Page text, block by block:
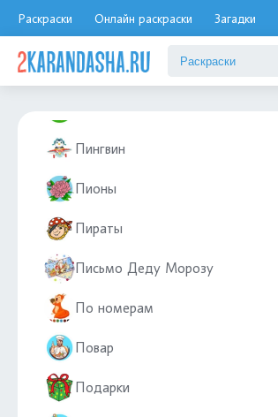
Раскраски Онлайн раскраски Загадки
Пейзаж
Пингвин
Пионы
Пираты
Письмо Деду Морозу
По номерам
Повар
Подарки